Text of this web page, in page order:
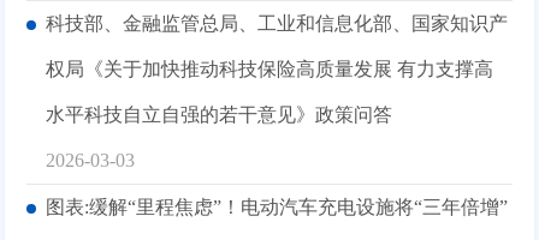
科技部、金融监管总局、工业和信息化部、国家知识产
权局《关于加快推动科技保险高质量发展 有力支撑高
水平科技自立自强的若干意见》政策问答
2026-03-03
图表:缓解“里程焦虑”！电动汽车充电设施将“三年倍增”